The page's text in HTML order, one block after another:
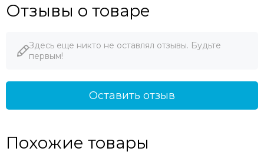
Отзывы о товаре
Здесь еще никто не оставлял отзывы. Будьте
первым!
Оставить отзыв
Похожие товары